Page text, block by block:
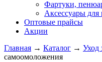
Фартуки,
Аксессуары для
Оптовые прайсы
Акции
Главная → Каталог → Уход
самоомоложения